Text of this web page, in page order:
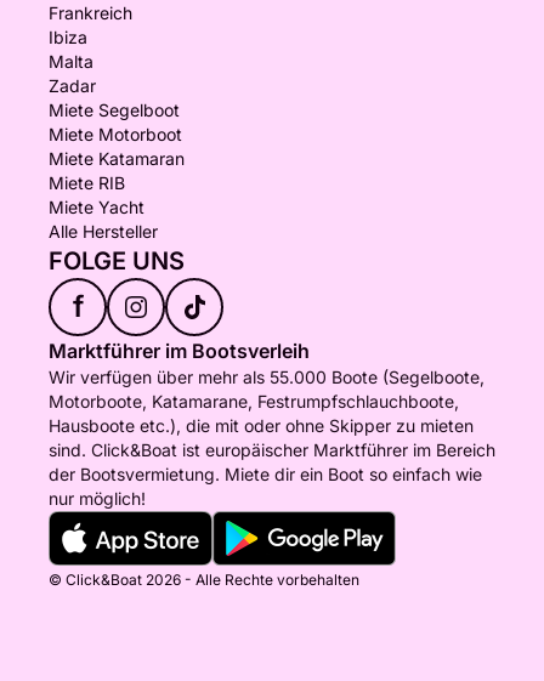
Frankreich
Ibiza
Malta
Zadar
Miete Segelboot
Miete Motorboot
Miete Katamaran
Miete RIB
Miete Yacht
Alle Hersteller
FOLGE UNS
f
Marktführer im Bootsverleih
Wir verfügen über mehr als 55.000 Boote (Segelboote,
Motorboote, Katamarane, Festrumpfschlauchboote,
Hausboote etc.), die mit oder ohne Skipper zu mieten
sind. Click&Boat ist europäischer Marktführer im Bereich
der Bootsvermietung. Miete dir ein Boot so einfach wie
nur möglich!
© Click&Boat 2026 - Alle Rechte vorbehalten